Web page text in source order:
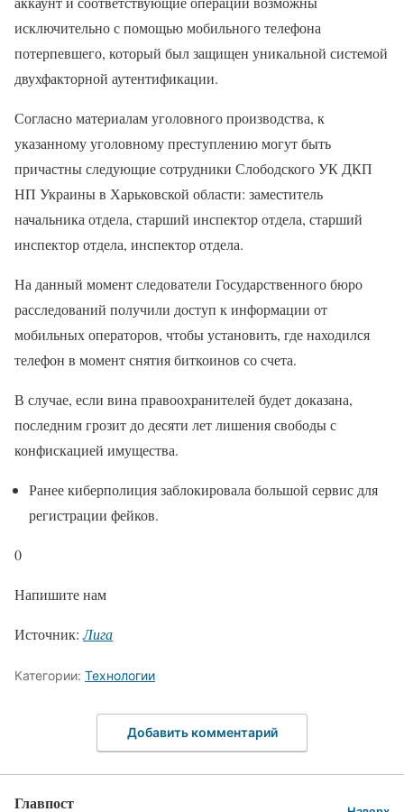
исключительно с помощью мобильного телефона
потерпевшего, который был защищен уникальной системой
двухфакторной аутентификации.
Согласно материалам уголовного производства, к
указанному уголовному преступлению могут быть
причастны следующие сотрудники Слободского УК ДКП
НП Украины в Харьковской области: заместитель
начальника отдела, старший инспектор отдела, старший
инспектор отдела, инспектор отдела.
На данный момент следователи Государственного бюро
расследований получили доступ к информации от
мобильных операторов, чтобы установить, где находился
телефон в момент снятия биткоинов со счета.
В случае, если вина правоохранителей будет доказана,
последним грозит до десяти лет лишения свободы с
конфискацией имущества.
Ранее киберполиция заблокировала большой сервис для
регистрации фейков.
0
Напишите нам
Источник:Лига
Категории: Технологии
Добавить комментарий
Главпост